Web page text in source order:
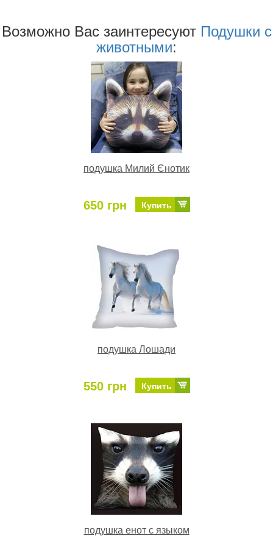
Возможно Ваc заинтересуют Подушки с
животными:
подушка Милий Єнотик
650 грн Купить
подушка Лошади
550 грн Купить
подушка енот с языком